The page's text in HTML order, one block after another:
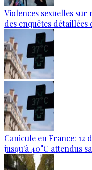
Violences sexuelles
des enquêtes
Canicule en France:
jusqu'à 40°C attendus